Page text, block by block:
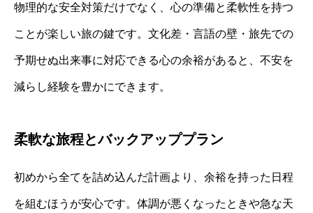
物理的な安全対策だけでなく、心の準備と柔軟性を持つ
ことが楽しい旅の鍵です。文化差・言語の壁・旅先での
予期せぬ出来事に対応できる心の余裕があると、不安を
減らし経験を豊かにできます。
柔軟な旅程とバックアッププラン
初めから全てを詰め込んだ計画より、余裕を持った日程
を組むほうが安心です。体調が悪くなったときや急な天